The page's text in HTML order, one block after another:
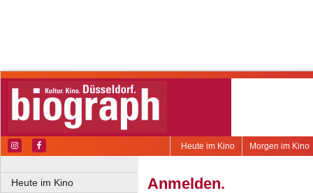
Morgen im Kino
Heute im Kino
Heute im Kino
Anmelden.